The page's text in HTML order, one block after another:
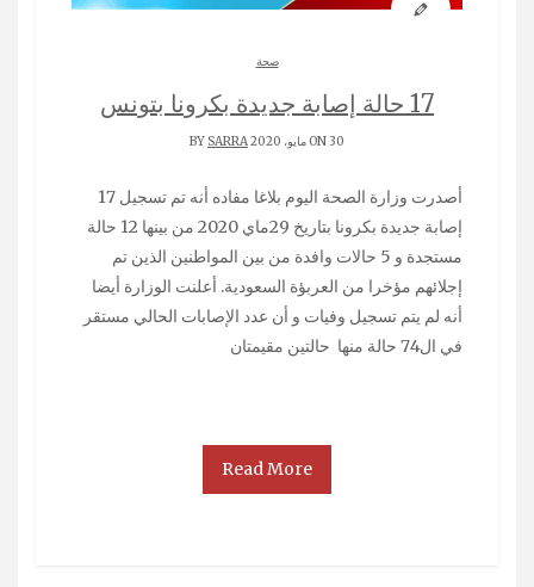
صحة
17 حالة إصابة جديدة بكرونا بتونس
ON 30 مايو، 2020 BY SARRA
أصدرت وزارة الصحة اليوم بلاغا مفاده أنه تم تسجيل 17
إصابة جديدة بكرونا بتاريخ 29ماي 2020 من بينها 12 حالة
مستجدة و 5 حالات وافدة من بين المواطنين الذين تم
إجلائهم مؤخرا من العربؤة السعودية. أعلنت الوزارة أيضا
أنه لم يتم تسجيل وفيات و أن عدد الإصابات الحالي مستقر
في ال74 حالة منها حالتين مقيمتان
Read More